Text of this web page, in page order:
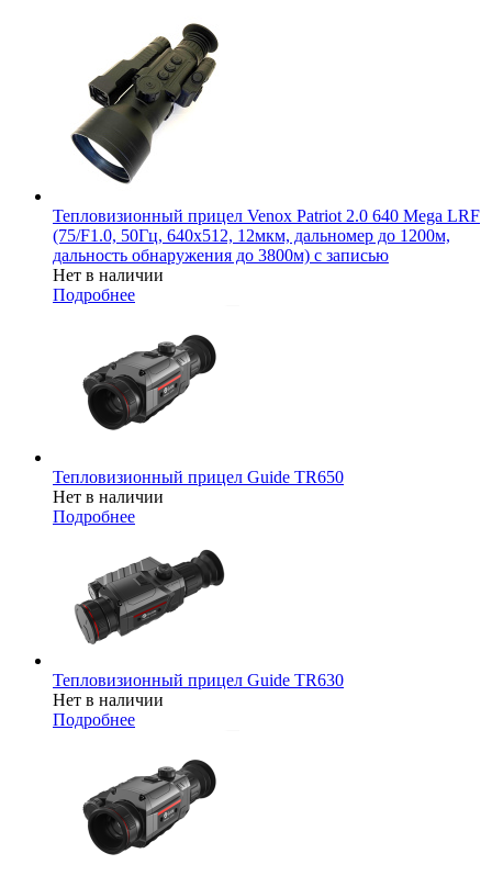
Тепловизионный прицел Venox Patriot 2.0 640 Mega LRF
(75/F1.0, 50Гц, 640х512, 12мкм, дальномер до 1200м,
дальность обнаружения до 3800м) с записью
Нет в наличии
Подробнее
Тепловизионный прицел Guide TR650
Нет в наличии
Подробнее
Тепловизионный прицел Guide TR630
Нет в наличии
Подробнее